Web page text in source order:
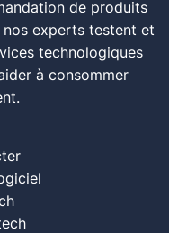
de produits
nos experts testent et
technologiques
à consommer